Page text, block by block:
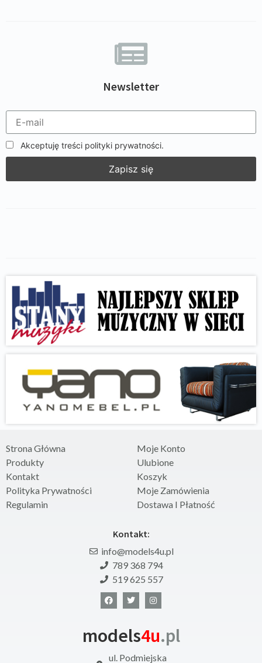
Newsletter
Akceptuję treści polityki prywatności.
Strona Główna
Produkty
Kontakt
Polityka Prywatności
Regulamin
Moje Konto
Ulubione
Koszyk
Moje Zamówienia
Dostawa I Płatność
Kontakt:
info@models4u.pl
789 368 794
519 625 557
models4u.pl
ul. Podmiejska